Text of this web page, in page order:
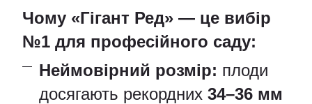
Чому «Гігант Ред» — це вибір
№1 для професійного саду:
Неймовірний розмір: плоди
досягають рекордних 34–36 мм